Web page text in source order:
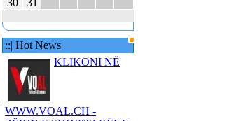
HAPËSIRË
JUVENTUS DHE
BARCELONA NË
FINALEN EVROPIANE
POLAKËT PO
PËRGATITEN PËR LUFTË
REPUBLIKA E KOSOVËS
30
31
::| Hot News
KLIKONI NË
WWW.VOAL.CH -